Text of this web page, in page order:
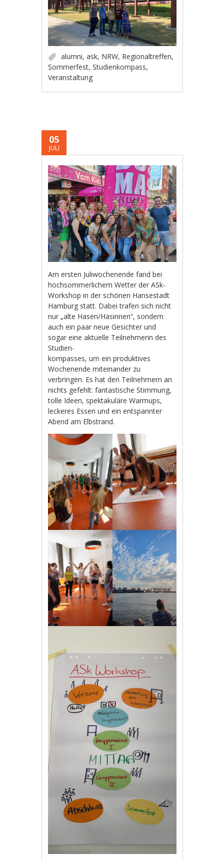
alumni,ask, NRW, Regionaltreffen,
Sommerfest,Studienkompass,
Veranstaltung
05
JULI
Am ersten Juliwochenende fand bei
hochsommerlichem Wetter der ASk-
Workshop in der schönen Hansestadt
Hamburg statt. Dabei trafen sich nicht
nur „alte Hasen/Häsinnen“, sondern
auch ein paar neue Gesichter und
sogar eine aktuelle Teilnehmerin des
Studien-
kompasses, um ein produktives
Wochenende miteinander zu
verbringen. Es hat den Teilnehmern an
nichts gefehlt: fantastische Stimmung,
tolle Ideen, spektakuläre Warmups,
leckeres Essen und ein entspannter
Abend am Elbstrand.